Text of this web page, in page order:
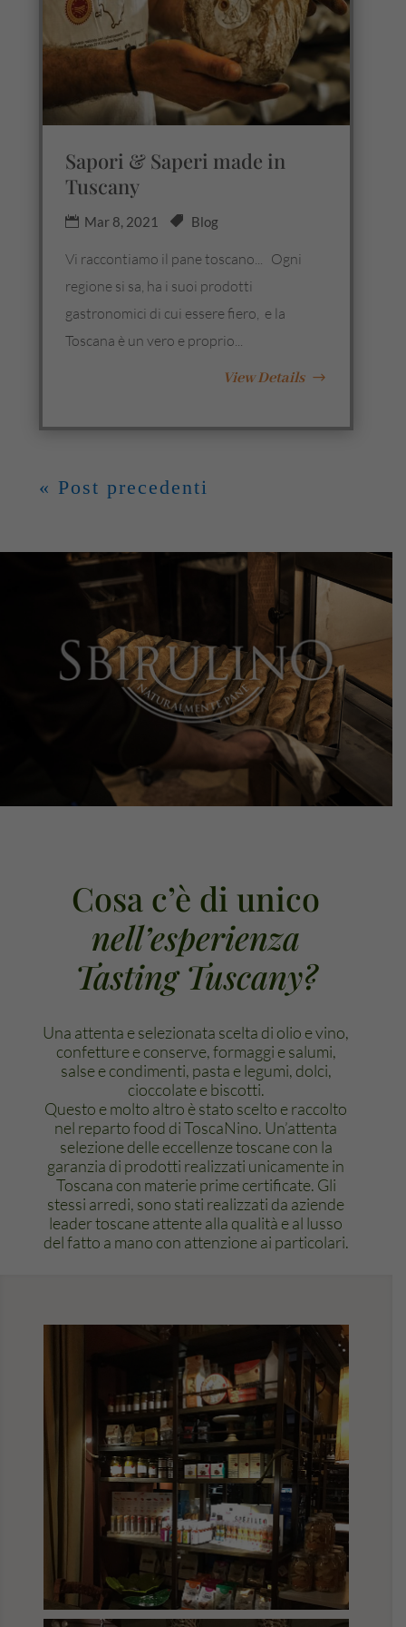
Sapori & Saperi made in
Tuscany
Mar 8, 2021 Blog
Vi raccontiamo il pane toscano... Ogni
regione si sa, ha i suoi prodotti
gastronomici di cui essere fiero, e la
Toscana è un vero e proprio...
View Details
« Post precedenti
Cosa c’è di unico
nell’esperienza
Tasting Tuscany?
Una attenta e selezionata scelta di olio e vino,
confetture e conserve, formaggi e salumi,
salse e condimenti, pasta e legumi, dolci,
cioccolate e biscotti.
Questo e molto altro è stato scelto e raccolto
nel reparto food di ToscaNino. Un’attenta
selezione delle eccellenze toscane con la
garanzia di prodotti realizzati unicamente in
Toscana con materie prime certificate. Gli
stessi arredi, sono stati realizzati da aziende
leader toscane attente alla qualità e al lusso
del fatto a mano con attenzione ai particolari.